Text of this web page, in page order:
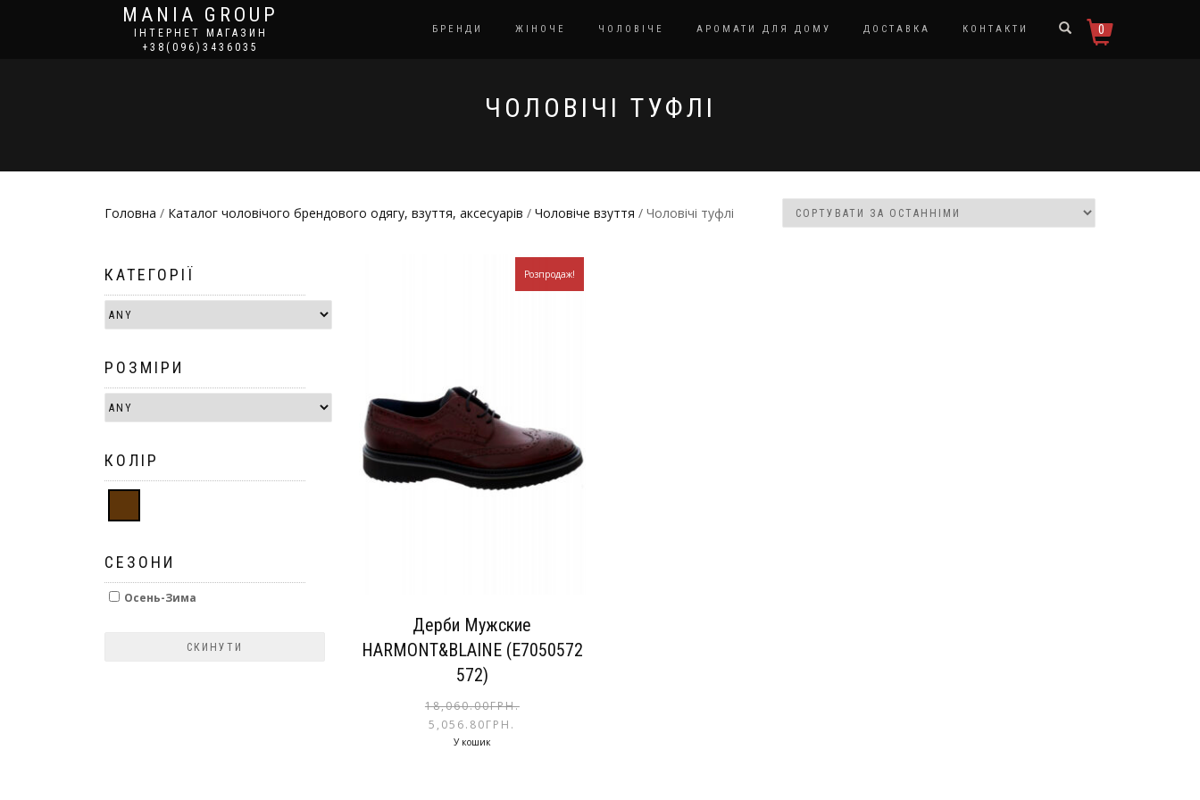
MANIA GROUP
ІНТЕРНЕТ МАГАЗИН
+38(096)3436035
БРЕНДИ ЖІНОЧЕ ЧОЛОВІЧЕ АРОМАТИ ДЛЯ ДОМУ ДОСТАВКА КОНТАКТИ 0
ЧОЛОВІЧІ ТУФЛІ
Головна / Каталог чоловічого брендового одягу, взуття, аксесуарів / Чоловіче взуття / Чоловічі туфлі
Дерби Мужские
HARMONT&BLAINE (E7050572
572)
Розпродаж!
18,060.00ГРН.
5,056.80ГРН.
У кошик
КАТЕГОРІЇ
РОЗМІРИ
КОЛІР
СЕЗОНИ
Осень-Зима